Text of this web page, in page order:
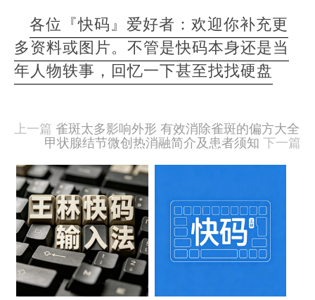
各位『快码』爱好者：欢迎你补充更
多资料或图片。不管是快码本身还是当
年人物轶事，回忆一下甚至找找硬盘
由
羊
喜
于
09-
布,
被
上一篇 雀斑太多影响外形 有效消除雀斑的偏方大全
甲状腺结节微创热消融简介及患者须知 下一篇
相
关
文
章
樱
桃